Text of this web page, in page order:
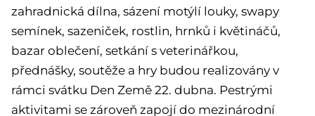
zahradnická dílna, sázení motýlí louky, swapy
semínek, sazeniček, rostlin, hrnků i květináčů,
bazar oblečení, setkání s veterinářkou,
přednášky, soutěže a hry budou realizovány v
rámci svátku Den Země 22. dubna. Pestrými
aktivitami se zároveň zapojí do mezinárodní